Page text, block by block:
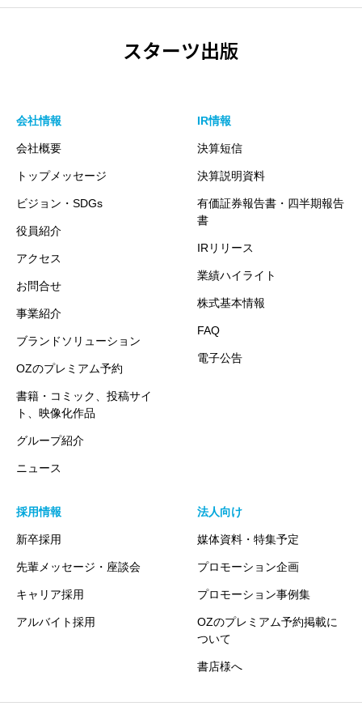
スターツ出版
会社情報
会社概要
トップメッセージ
ビジョン・SDGs
役員紹介
アクセス
お問合せ
事業紹介
ブランドソリューション
OZのプレミアム予約
書籍・コミック、投稿サイ
ト、映像化作品
グループ紹介
ニュース
IR情報
決算短信
決算説明資料
有価証券報告書・四半期報告
書
IRリリース
業績ハイライト
株式基本情報
FAQ
電子公告
採用情報
新卒採用
先輩メッセージ・座談会
キャリア採用
アルバイト採用
法人向け
媒体資料・特集予定
プロモーション企画
プロモーション事例集
OZのプレミアム予約掲載に
ついて
書店様へ